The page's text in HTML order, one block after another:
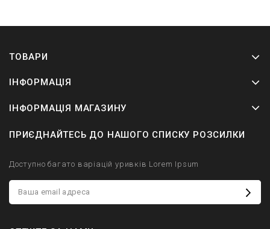
ТОВАРИ
ІНФОРМАЦІЯ
ІНФОРМАЦІЯ МАГАЗИНУ
ПРИЄДНАЙТЕСЬ ДО НАШОГО СПИСКУ РОЗСИЛКИ
Доступно багато варіацій уривків Lorem Ipsum